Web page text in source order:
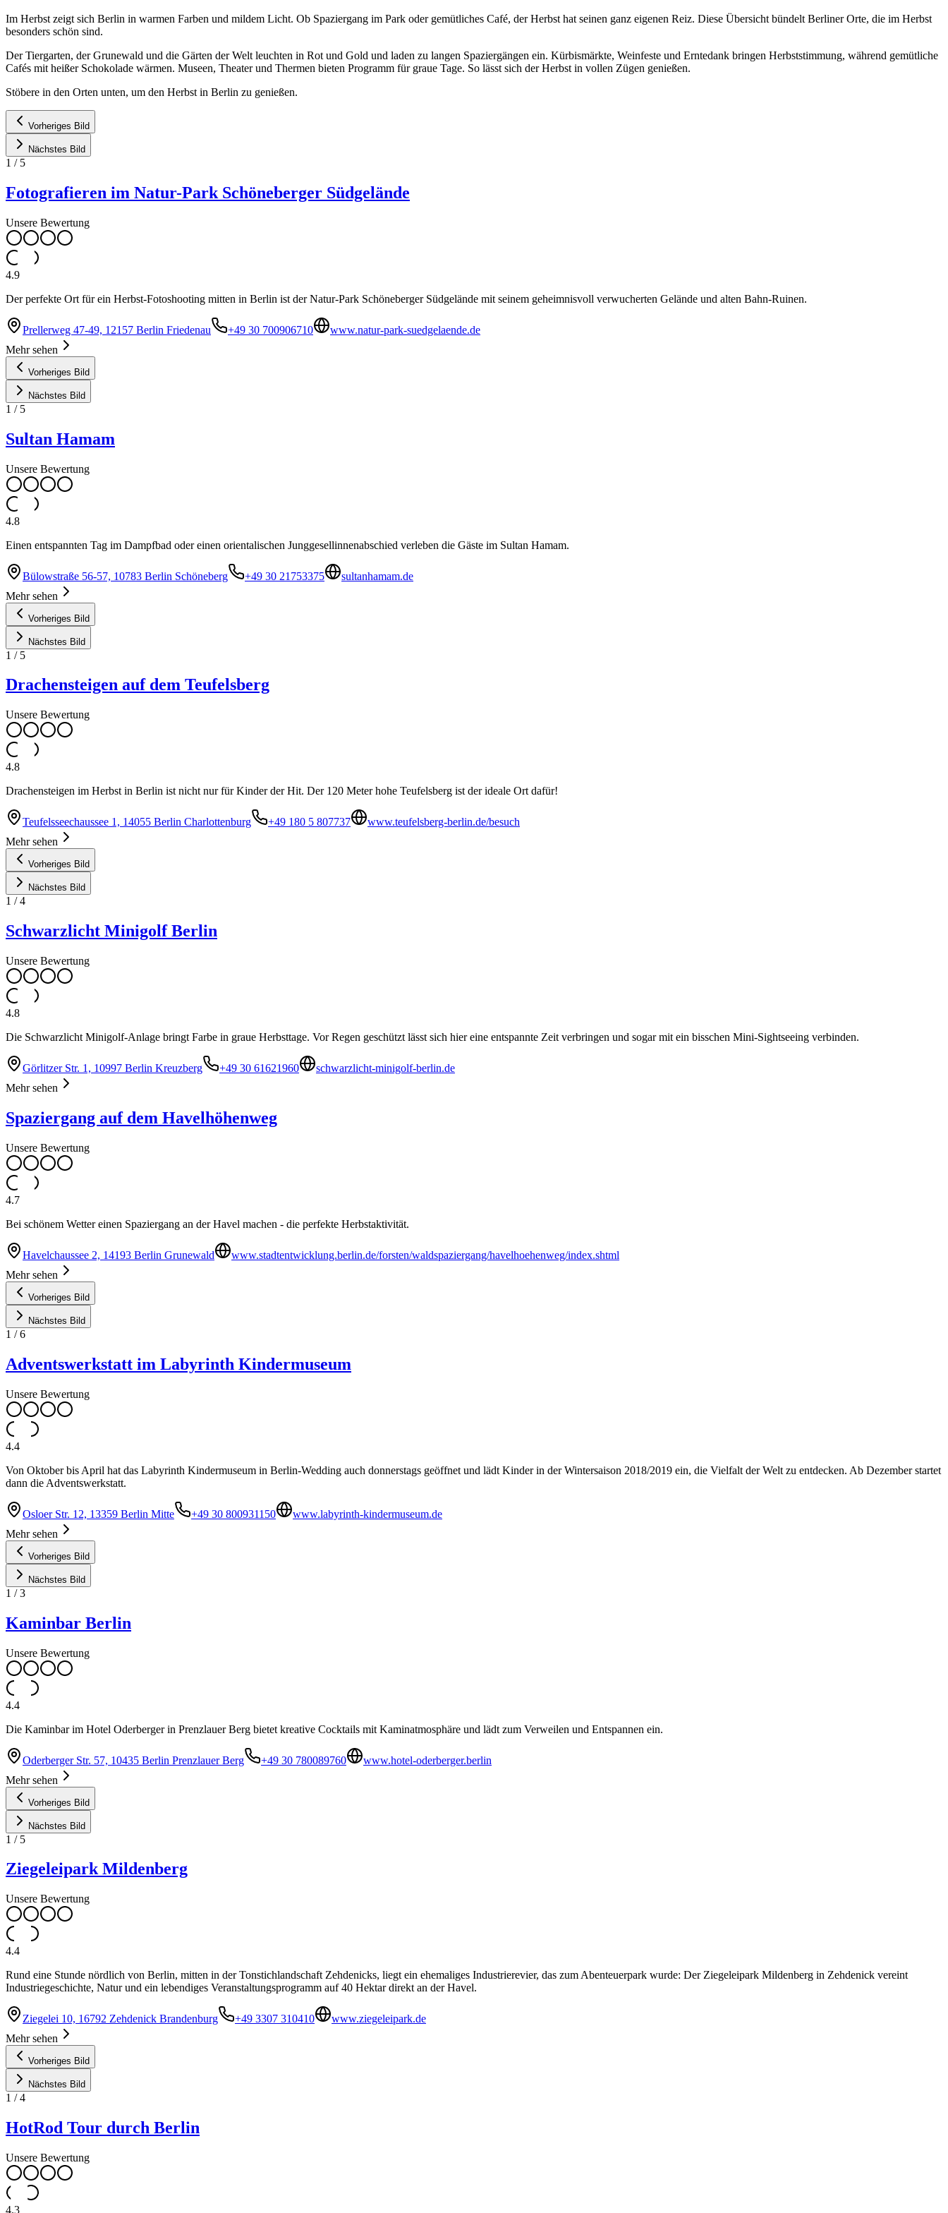
Im Herbst zeigt sich Berlin in warmen Farben und mildem Licht. Ob Spaziergang im Park oder gemütliches Café, der Herbst hat seinen ganz eigenen Reiz. Diese Übersicht bündelt Berliner Orte, die im Herbst
besonders schön sind.
Der Tiergarten, der Grunewald und die Gärten der Welt leuchten in Rot und Gold und laden zu langen Spaziergängen ein. Kürbismärkte, Weinfeste und Erntedank bringen Herbststimmung, während gemütliche
Cafés mit heißer Schokolade wärmen. Museen, Theater und Thermen bieten Programm für graue Tage. So lässt sich der Herbst in vollen Zügen genießen.
Stöbere in den Orten unten, um den Herbst in Berlin zu genießen.
Vorheriges Bild
Nächstes Bild
1 / 5
Fotografieren im Natur-Park Schöneberger Südgelände
Unsere Bewertung
4.9
Der perfekte Ort für ein Herbst-Fotoshooting mitten in Berlin ist der Natur-Park Schöneberger Südgelände mit seinem geheimnisvoll verwucherten Gelände und alten Bahn-Ruinen.
Prellerweg 47-49, 12157 Berlin Friedenau +49 30 700906710
www.natur-park-suedgelaende.de
Mehr sehen
Vorheriges Bild
Nächstes Bild
1 / 5
Sultan Hamam
Unsere Bewertung
4.8
Einen entspannten Tag im Dampfbad oder einen orientalischen Junggesellinnenabschied verleben die Gäste im Sultan Hamam.
Bülowstraße 56-57, 10783 Berlin Schöneberg +49 30 21753375
sultanhamam.de
Mehr sehen
Vorheriges Bild
Nächstes Bild
1 / 5
Drachensteigen auf dem Teufelsberg
Unsere Bewertung
4.8
Drachensteigen im Herbst in Berlin ist nicht nur für Kinder der Hit. Der 120 Meter hohe Teufelsberg ist der ideale Ort dafür!
Teufelsseechaussee 1, 14055 Berlin Charlottenburg +49 180 5 807737
www.teufelsberg-berlin.de/besuch
Mehr sehen
Vorheriges Bild
Nächstes Bild
1 /4
Schwarzlicht Minigolf Berlin
Unsere Bewertung
4.8
Die Schwarzlicht Minigolf-Anlage bringt Farbe in graue Herbsttage. Vor Regen geschützt lässt sich hier eine entspannte Zeit verbringen und sogar mit ein bisschen Mini-Sightseeing verbinden.
Görlitzer Str. 1, 10997 Berlin Kreuzberg +49 30 61621960
schwarzlicht-minigolf-berlin.de
Mehr sehen
Spaziergang auf dem Havelhöhenweg
Unsere Bewertung
4.7
Bei schönem Wetter einen Spaziergang an der Havel machen - die perfekte Herbstaktivität.
Havelchaussee 2, 14193 Berlin Grunewald
www.stadtentwicklung.berlin.de/forsten/waldspaziergang/havelhoehenweg/index.shtml
Mehr sehen
Vorheriges Bild
Nächstes Bild
1 /6
Adventswerkstatt im Labyrinth Kindermuseum
Unsere Bewertung
4.4
Von Oktober bis April hat das Labyrinth Kindermuseum in Berlin-Wedding auch donnerstags geöffnet und lädt Kinder in der Wintersaison 2018/2019 ein, die Vielfalt der Welt zu entdecken. Ab Dezember startet
dann die Adventswerkstatt.
Osloer Str. 12, 13359 Berlin Mitte +49 30 800931150
www.labyrinth-kindermuseum.de
Mehr sehen
Vorheriges Bild
Nächstes Bild
1 /3
Kaminbar Berlin
Unsere Bewertung
4.4
Die Kaminbar im Hotel Oderberger in Prenzlauer Berg bietet kreative Cocktails mit Kaminatmosphäre und lädt zum Verweilen und Entspannen ein.
Oderberger Str. 57, 10435 Berlin Prenzlauer Berg +49 30 780089760
www.hotel-oderberger.berlin
Mehr sehen
Vorheriges Bild
Nächstes Bild
1 / 5
Ziegeleipark Mildenberg
Unsere Bewertung
4.4
Rund eine Stunde nördlich von Berlin, mitten in der Tonstichlandschaft Zehdenicks, liegt ein ehemaliges Industrierevier, das zum Abenteuerpark wurde: Der Ziegeleipark Mildenberg in Zehdenick vereint
Industriegeschichte, Natur und ein lebendiges Veranstaltungsprogramm auf 40 Hektar direkt an der Havel.
Ziegelei 10, 16792 Zehdenick Brandenburg +49 3307 310410
www.ziegeleipark.de
Mehr sehen
Vorheriges Bild
Nächstes Bild
1 /4
HotRod Tour durch Berlin
Unsere Bewertung
4.3